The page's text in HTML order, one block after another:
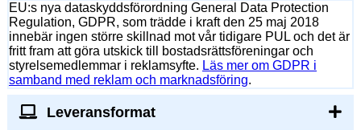
EU:s nya dataskyddsförordning General Data Protection
Regulation, GDPR, som trädde i kraft den 25 maj 2018
innebär ingen större skillnad mot vår tidigare PUL och det är
fritt fram att göra utskick till bostadsrättsföreningar och
styrelsemedlemmar i reklamsyfte. Läs mer om GDPR i
samband med reklam och marknadsföring.
Leveransformat